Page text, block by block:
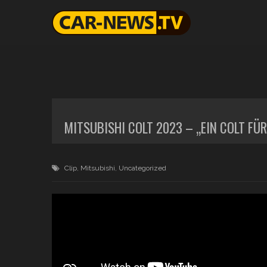
MITSUBISHI COLT 2023 – „EIN COLT
Clip, Mitsubishi, Uncategorized